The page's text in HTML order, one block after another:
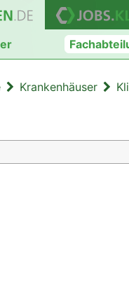
Krankenhäuser